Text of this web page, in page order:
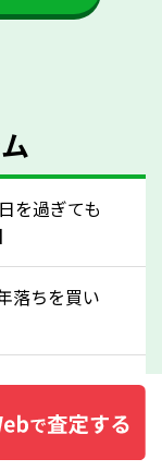
県のソコカラ
が可能です。
取できない」
。他社で買取
るので、諦め
さい。古い車
いため、まず
ください。
ごとに「買取
を過ぎても
落ちを買い
】10年落ち